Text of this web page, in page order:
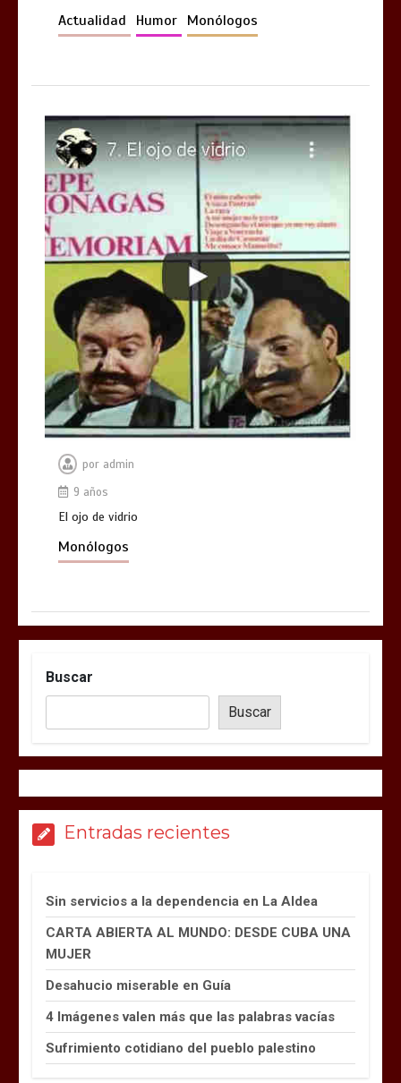
Actualidad Humor Monólogos
por admin
9 años
El ojo de vidrio
Monólogos
Buscar
Buscar
Entradas recientes
Sin servicios a la dependencia en La Aldea
CARTA ABIERTA AL MUNDO: DESDE CUBA UNA
MUJER
Desahucio miserable en Guía
4 Imágenes valen más que las palabras vacías
Sufrimiento cotidiano del pueblo palestino